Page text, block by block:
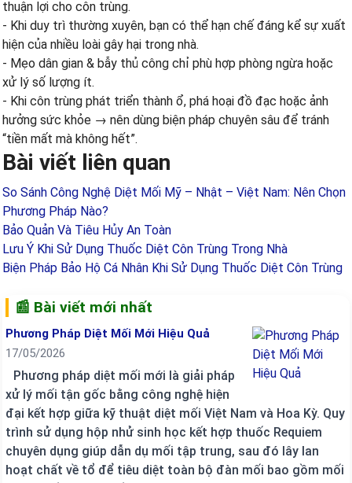
thuận lợi cho côn trùng.
- Khi duy trì thường xuyên, bạn có thể hạn chế đáng kể sự xuất
hiện của nhiều loài gây hại trong nhà.
- Mẹo dân gian & bẫy thủ công chỉ phù hợp phòng ngừa hoặc
xử lý số lượng ít.
- Khi côn trùng phát triển thành ổ, phá hoại đồ đạc hoặc ảnh
hưởng sức khỏe → nên dùng biện pháp chuyên sâu để tránh
“tiền mất mà không hết”.
Bài viết liên quan
So Sánh Công Nghệ Diệt Mối Mỹ – Nhật – Việt Nam: Nên Chọn
Phương Pháp Nào?
Bảo Quản Và Tiêu Hủy An Toàn
Lưu Ý Khi Sử Dụng Thuốc Diệt Côn Trùng Trong Nhà
Biện Pháp Bảo Hộ Cá Nhân Khi Sử Dụng Thuốc Diệt Côn Trùng
📰 Bài viết mới nhất
Phương Pháp Diệt Mối Mới Hiệu Quả
17/05/2026
Phương pháp diệt mối mới là giải pháp
xử lý mối tận gốc bằng công nghệ hiện
đại kết hợp giữa kỹ thuật diệt mối Việt Nam và Hoa Kỳ. Quy
trình sử dụng hộp nhử sinh học kết hợp thuốc Requiem
chuyên dụng giúp dẫn dụ mối tập trung, sau đó lây lan
hoạt chất về tổ để tiêu diệt toàn bộ đàn mối bao gồm mối